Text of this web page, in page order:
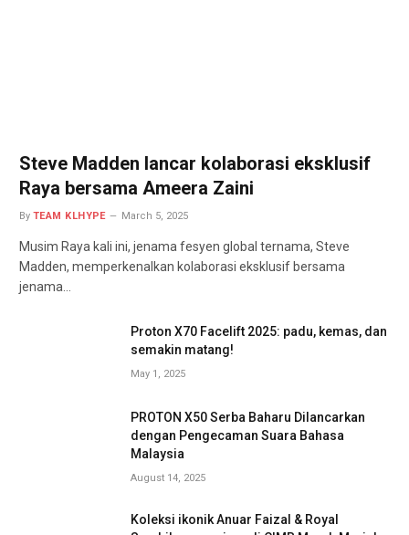
Steve Madden lancar kolaborasi eksklusif
Raya bersama Ameera Zaini
By TEAM KLHYPE March 5, 2025
Musim Raya kali ini, jenama fesyen global ternama, Steve
Madden, memperkenalkan kolaborasi eksklusif bersama
jenama…
Proton X70 Facelift 2025: padu, kemas, dan
semakin matang!
May 1, 2025
PROTON X50 Serba Baharu Dilancarkan
dengan Pengecaman Suara Bahasa
Malaysia
August 14, 2025
Koleksi ikonik Anuar Faizal & Royal